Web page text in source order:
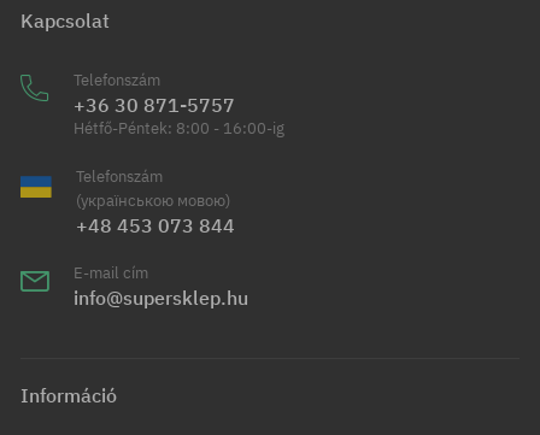
Kapcsolat
Telefonszám
+36 30 871-5757
Hétfő-Péntek: 8:00 - 16:00-ig
Telefonszám
(українською мовою)
+48 453 073 844
E-mail cím
info@supersklep.hu
Információ